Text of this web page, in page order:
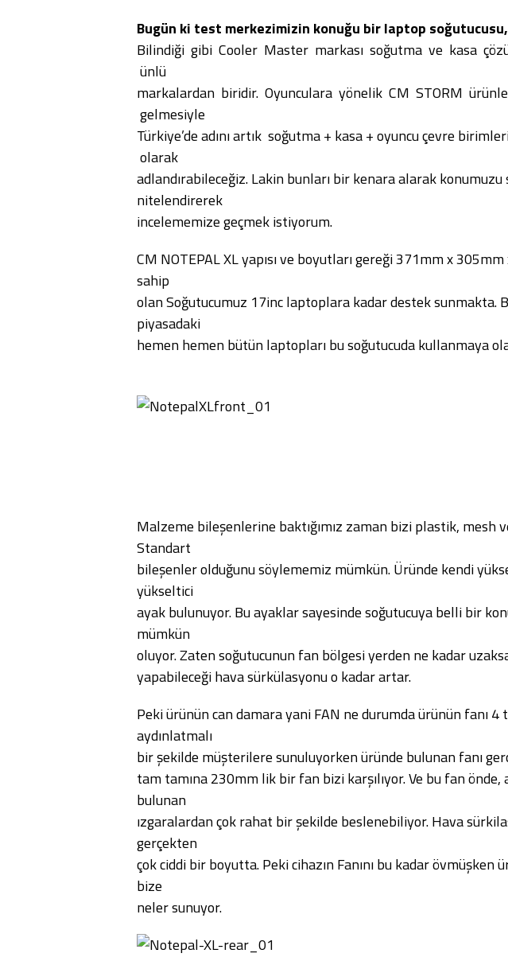
Bugün ki test merkezimizin konuğu bir laptop soğutucusu,
Bilindiği gibi Cooler Master markası soğutma ve kasa
ünlü
markalardan biridir. Oyunculara yönelik CM STORM
gelmesiyle
Türkiye’de adını artık soğutma + kasa + oyuncu çevre
olarak
adlandırabileceğiz. Lakin bunları bir kenara alarak
nitelendirerek
incelememize geçmek istiyorum.
CM NOTEPAL XL yapısı ve boyutları gereği 371mm x
sahip
olan Soğutucumuz 17inc laptoplara kadar destek sunmakta.
piyasadaki
hemen hemen bütün laptopları bu soğutucuda kullanmaya
Malzeme bileşenlerine baktığımız zaman bizi plastik, mesh
Standart
bileşenler olduğunu söylememiz mümkün. Üründe kendi
yükseltici
ayak bulunuyor. Bu ayaklar sayesinde soğutucuya belli bir
mümkün
oluyor. Zaten soğutucunun fan bölgesi yerden ne kadar
yapabileceği hava sürkülasyonu o kadar artar.
Peki ürünün can damara yani FAN ne durumda ürünün fanı
aydınlatmalı
bir şekilde müşterilere sunuluyorken üründe bulunan fanı
tam tamına 230mm lik bir fan bizi karşılıyor. Ve bu fan önde,
bulunan
ızgaralardan çok rahat bir şekilde beslenebiliyor. Hava
gerçekten
çok ciddi bir boyutta. Peki cihazın Fanını bu kadar övmüşken
bize
neler sunuyor.